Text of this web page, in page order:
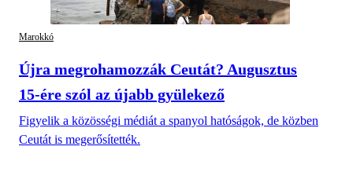
Marokkó
Újra megrohamozzák Ceutát? Augusztus
15-ére szól az újabb gyülekező
Figyelik a közösségi médiát a spanyol hatóságok, de közben
Ceutát is megerősítették.